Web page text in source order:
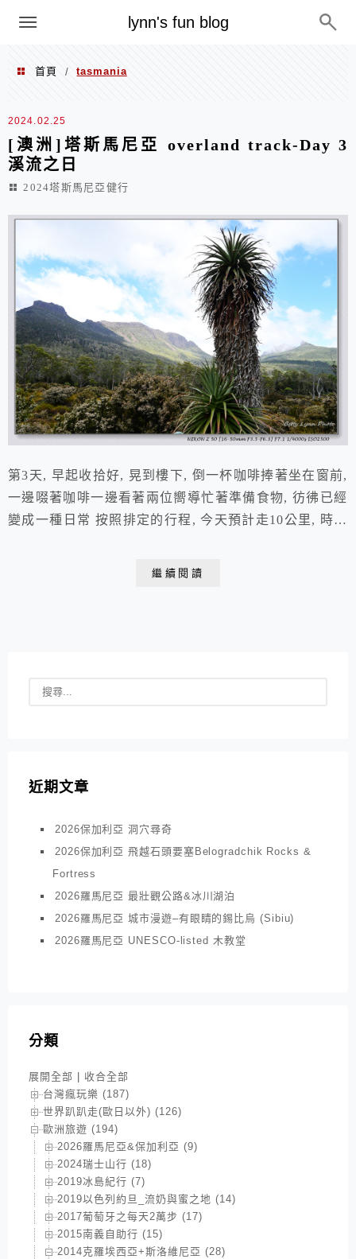
lynn's fun blog
menu
首頁 / tasmania
tasmania
2024.02.25
[澳洲]塔斯馬尼亞 overland track-Day 3
溪流之日
2024塔斯馬尼亞健行
第3天, 早起收拾好, 晃到樓下, 倒一杯咖啡捧著坐在窗前,
一邊啜著咖啡一邊看著兩位嚮導忙著準備食物, 彷彿已經
變成一種日常 按照排定的行程, 今天預計走10公里, 時間
像是溪流之日, 表示應該會去溪邊玩... 期待! 從高度圖看
繼續閱讀
近期文章
2026保加利亞 洞穴尋奇
2026保加利亞 飛越石頭要塞Belogradchik Rocks &
Fortress
2026羅馬尼亞 最壯觀公路&冰川湖泊
2026羅馬尼亞 城市漫遊–有眼睛的錫比烏 (Sibiu)
2026羅馬尼亞 UNESCO-listed 木教堂
分類
展開全部
收合全部
台灣瘋玩樂 (187)
世界趴趴走(歐日以外) (126)
歐洲旅遊 (194)
2026羅馬尼亞&保加利亞 (9)
2024瑞士山行 (18)
2019冰島紀行 (7)
2019以色列約旦_流奶與蜜之地 (14)
2017葡萄牙之每天2萬步 (17)
2015南義自助行 (15)
2014克羅埃西亞+斯洛維尼亞 (28)